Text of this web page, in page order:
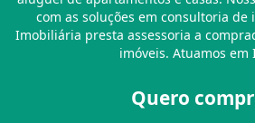
com as soluções em consultoria de
Imobiliária presta assessoria a
imóveis. Atuamos em
Quero